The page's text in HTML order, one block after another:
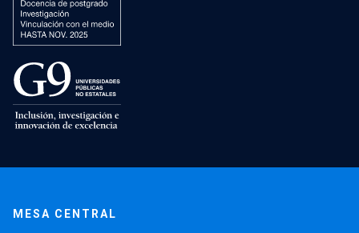
MESA CENTRAL